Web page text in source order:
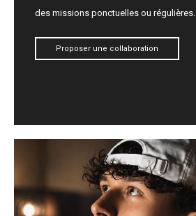
des missions ponctuelles ou régulières.
Proposer une collaboration